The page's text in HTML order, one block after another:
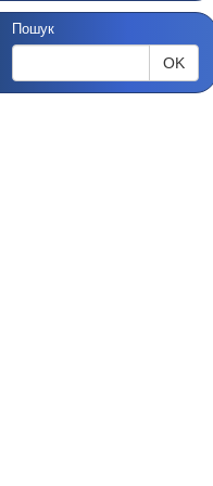
Пошук
OK